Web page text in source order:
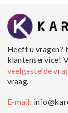
Heeft u vragen?
klantenservice!
veelgestelde
vraag.
E-mail: